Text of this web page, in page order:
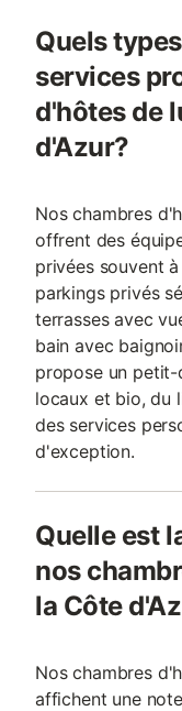
Quels
services
d'hôtes de
d'Azur?
Nos chambres
offrent des
privées souvent
parkings privés
terrasses avec
bain avec
propose un
locaux et bio, du
des services
d'exception.
Quelle est
nos
la Côte
Nos chambres
affichent une